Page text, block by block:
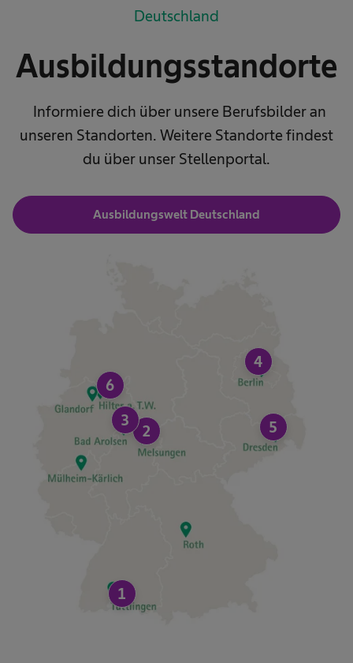
1
2
3
4
5
6
Deutschland
Ausbildungsstandorte
Informiere dich über unsere Berufsbilder an
unseren Standorten. Weitere Standorte findest
du über unser Stellenportal.
Ausbildungswelt Deutschland